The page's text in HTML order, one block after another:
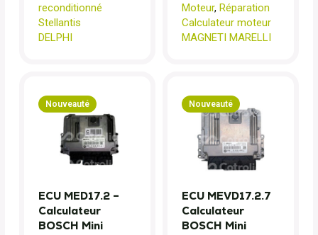
reconditionné
Stellantis
DELPHI
Moteur, Réparation
Calculateur moteur
MAGNETI MARELLI
Nouveauté
ECU MED17.2 –
Calculateur
BOSCH Mini
Nouveauté
ECU MEVD17.2.7
Calculateur
BOSCH Mini